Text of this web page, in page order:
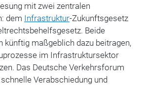
mit zwei zentralen
dem Infrastruktur-Zukunftsgesetz
Beide
künftig maßgeblich dazu beitragen,
im Infrastruktursektor
Das Deutsche Verkehrsforum
Verabschiedung und